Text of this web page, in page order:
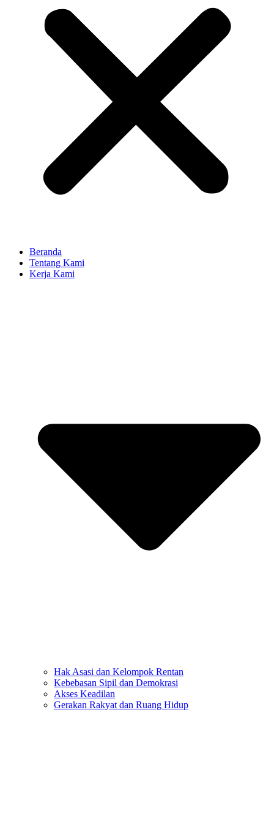
Beranda
Tentang Kami
Kerja Kami
Hak Asasi dan Kelompok Rentan
Kebebasan Sipil dan Demokrasi
Akses Keadilan
Gerakan Rakyat dan Ruang Hidup